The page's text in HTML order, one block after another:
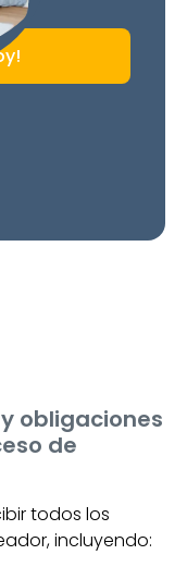
obligaciones
de
todos los
incluyendo: